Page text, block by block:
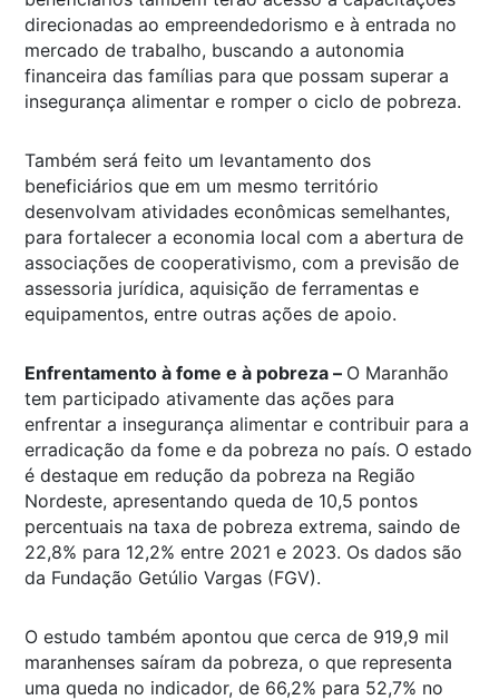
direcionadas ao empreendedorismo e à entrada no
mercado de trabalho, buscando a autonomia
financeira das famílias para que possam superar a
insegurança alimentar e romper o ciclo de pobreza.
Também será feito um levantamento dos
beneficiários que em um mesmo território
desenvolvam atividades econômicas semelhantes,
para fortalecer a economia local com a abertura de
associações de cooperativismo, com a previsão de
assessoria jurídica, aquisição de ferramentas e
equipamentos, entre outras ações de apoio.
Enfrentamento à fome e à pobreza – O Maranhão
tem participado ativamente das ações para
enfrentar a insegurança alimentar e contribuir para a
erradicação da fome e da pobreza no país. O estado
é destaque em redução da pobreza na Região
Nordeste, apresentando queda de 10,5 pontos
percentuais na taxa de pobreza extrema, saindo de
22,8% para 12,2% entre 2021 e 2023. Os dados são
da Fundação Getúlio Vargas (FGV).
O estudo também apontou que cerca de 919,9 mil
maranhenses saíram da pobreza, o que representa
uma queda no indicador, de 66,2% para 52,7% no